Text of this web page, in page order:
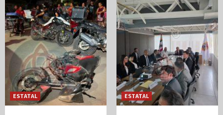
ESTATAL ESTATAL